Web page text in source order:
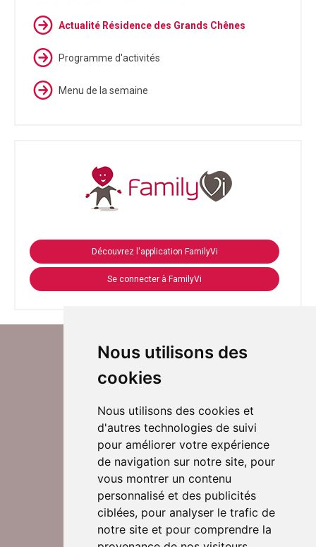
Nous utilisons des
cookies
Nous utilisons des cookies et
d'autres technologies de suivi
pour améliorer votre expérience
de navigation sur notre site, pour
vous montrer un contenu
personnalisé et des publicités
ciblées, pour analyser le trafic de
notre site et pour comprendre la
Actualité Résidence des Grands Chênes
Programme d'activités
Menu de la semaine
Découvrez l'application FamilyVi
Se connecter à FamilyVi
Suivez-nous sur Twitter
Rejoignez nos équipes